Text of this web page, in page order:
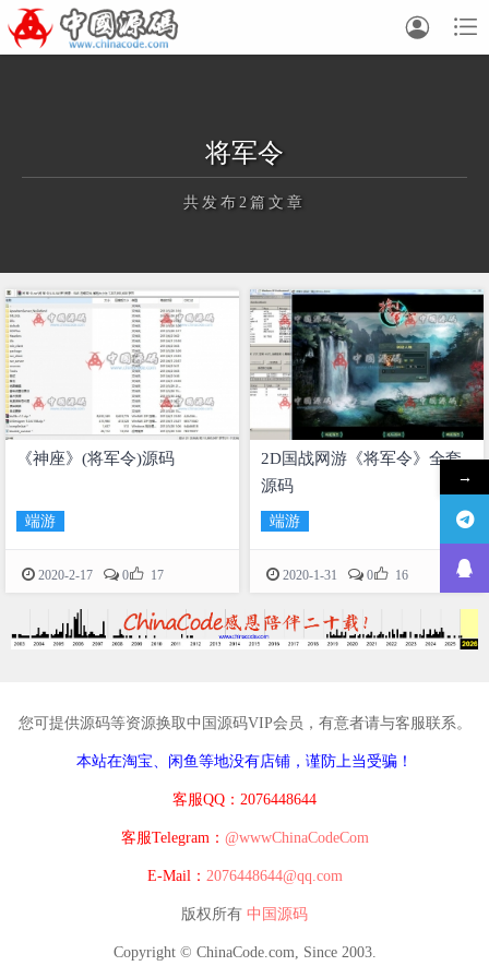


将军令
共发布2篇文章
正在为您加载新内容
《神座》(将军令)源码
端游
2020-2-17 0 17
2D国战网游《将军令》全套
源码
端游
2020-1-31 0 16
您可提供源码等资源换取中国源码VIP会员，有意者请与客服联系。
本站在淘宝、闲鱼等地没有店铺，谨防上当受骗！
客服QQ：2076448644
客服Telegram： @wwwChinaCodeCom
E-Mail： 2076448644@qq.com
版权所有 中国源码
Copyright © ChinaCode.com, Since 2003.
→